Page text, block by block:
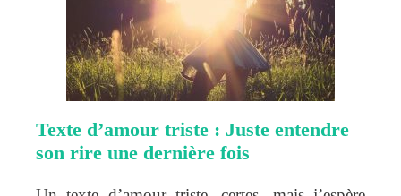
Texte d’amour triste : Juste entendre
son rire une dernière fois